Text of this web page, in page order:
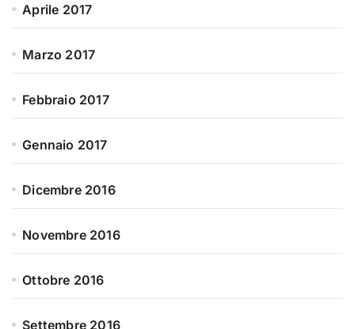
Aprile 2017
Marzo 2017
Febbraio 2017
Gennaio 2017
Dicembre 2016
Novembre 2016
Ottobre 2016
Settembre 2016